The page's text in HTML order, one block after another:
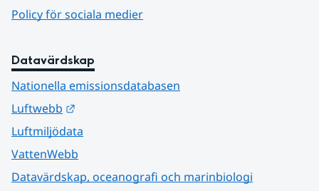
Policy för sociala medier
Datavärdskap
Nationella emissionsdatabasen
Luftwebb
Luftmiljödata
VattenWebb
Datavärdskap, oceanografi och marinbiologi